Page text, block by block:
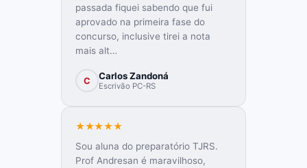
passada fiquei sabendo que fui
aprovado na primeira fase do
concurso, inclusive tirei a nota
mais alt…
C Carlos Zandoná
Escrivão PC-RS
★★★★★
Sou aluna do preparatório TJRS.
Prof Andresan é maravilhoso,